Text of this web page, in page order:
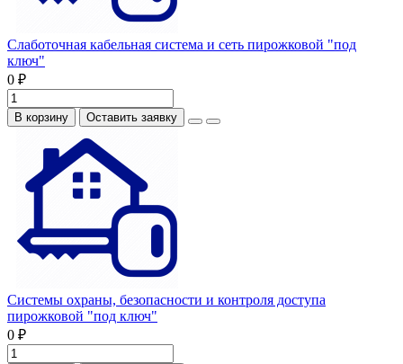
Слаботочная кабельная система и сеть пирожковой "под
ключ"
0 ₽
В корзину Оставить заявку
Системы охраны, безопасности и контроля доступа
пирожковой "под ключ"
0 ₽